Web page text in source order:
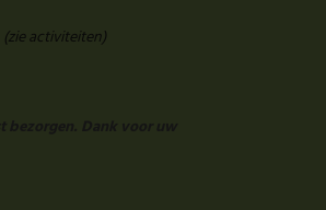
(zie activiteiten)